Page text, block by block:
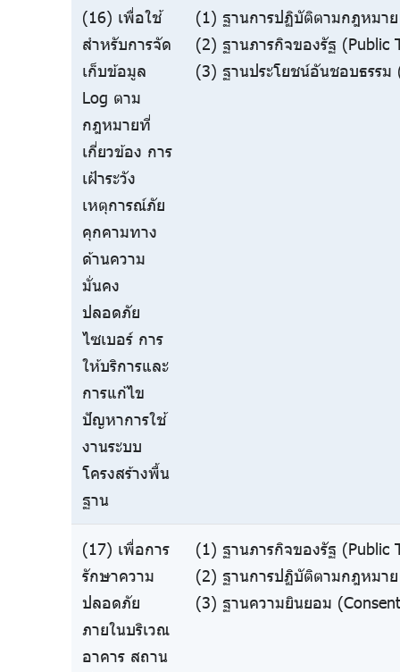
(16) เพื่อใช้
สำหรับการจัด
เก็บข้อมูล
Log ตาม
กฎหมายที่
เกี่ยวข้อง การ
เฝ้าระวัง
เหตุการณ์ภัย
คุกคามทาง
ด้านความ
มั่นคง
ปลอดภัย
ไซเบอร์ การ
ให้บริการและ
การแก้ไข
ปัญหาการใช้
งานระบบ
โครงสร้างพื้น
ฐาน
(1) ฐานการปฏิบัติตามกฎหมา
(2) ฐานภารกิจของรัฐ (Public
(3) ฐานประโยชน์อันชอบธรรม
(17) เพื่อการ
รักษาความ
ปลอดภัย
ภายในบริเวณ
อาคาร สถาน
(1) ฐานภารกิจของรัฐ (Public
(2) ฐานการปฏิบัติตามกฎหมา
(3) ฐานความยินยอม